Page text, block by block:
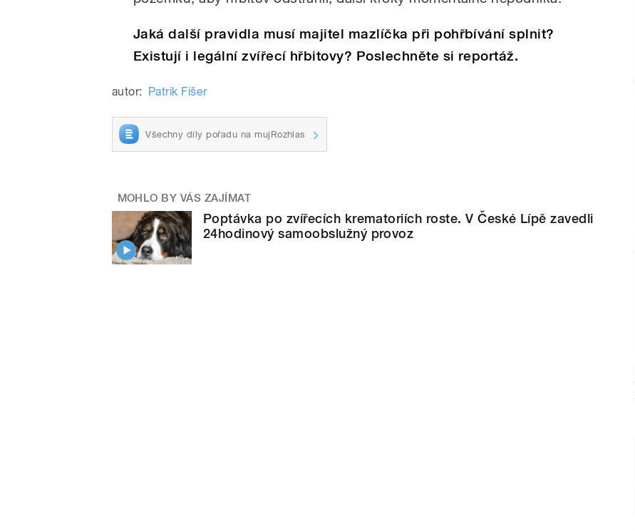
Jaká další pravidla musí majitel mazlíčka při pohřbívání splnit?
Existují i legální zvířecí hřbitovy? Poslechněte si reportáž.
autor: Patrik Fišer
Všechny díly pořadu na mujRozhlas
MOHLO BY VÁS ZAJÍMAT
Poptávka po zvířecích krematoriích roste. V České Lípě zavedli
24hodinový samoobslužný provoz